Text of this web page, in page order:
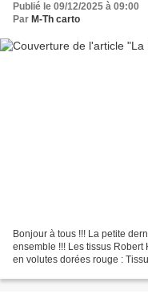
Publié le 09/12/2025 à 09:00
Par M-Th carto
Bonjour à tous !!! La petite
ensemble !!! Les tissus Robert
en volutes dorées rouge :